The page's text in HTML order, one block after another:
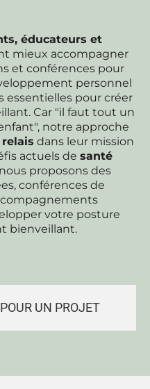
éducateurs et
mieux accompagner
et conférences pour
personnel
essentielles pour créer
Car "il faut tout un
notre approche
dans leur mission
actuels de santé
proposons des
conférences de
votre posture
bienveillant.
UN PROJET